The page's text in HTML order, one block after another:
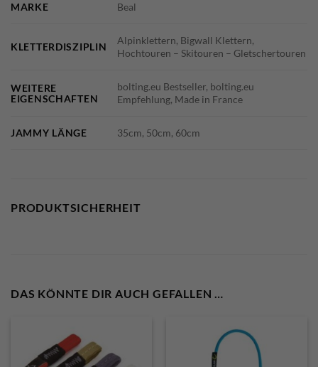
MARKE Beal
KLETTERDISZIPLIN
Alpinklettern, Bigwall Klettern,
Hochtouren – Skitouren – Gletschertouren
WEITERE
EIGENSCHAFTEN
bolting.eu Bestseller, bolting.eu
Empfehlung, Made in France
JAMMY LÄNGE 35cm, 50cm, 60cm
PRODUKTSICHERHEIT
DAS KÖNNTE DIR AUCH GEFALLEN …